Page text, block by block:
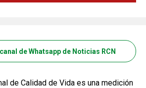
de Whatsapp de Noticias RCN
de Calidad de Vida es una medición